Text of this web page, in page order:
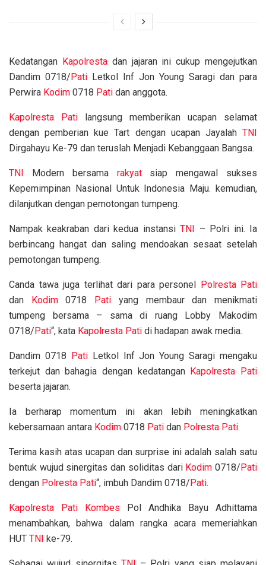
Kedatangan Kapolrestadan jajaran ini cukup mengejutkan
Dandim 0718/ Pati Letkol Inf Jon Young Saragi dan para
Perwira Kodim 0718 Pati dan anggota.
Kapolresta Pati langsung memberikan ucapan selamat
dengan pemberian kue Tart dengan ucapan Jayalah TNI
Dirgahayu Ke-79 dan teruslah Menjadi Kebanggaan Bangsa.
TNI Modern bersama rakyatsiap mengawal sukses
Kepemimpinan Nasional Untuk Indonesia Maju. kemudian,
dilanjutkan dengan pemotongan tumpeng.
Nampak keakraban dari kedua instansiTNI
– Polri ini. Ia
berbincang hangat dan saling mendoakan sesaat setelah
pemotongan tumpeng.
Canda tawa juga terlihat dari para personel
Polresta Pati
dan
Kodim0718 Pati yang membaur dan menikmati
tumpeng bersama – sama di ruang Lobby Makodim
0718/ Pati“, kata Kapolresta Pati di hadapan awak media.
Dandim 0718 PatiLetkol Inf Jon Young Saragi mengaku
terkejut dan bahagia dengan kedatangan Kapolresta Pati
beserta jajaran.
Ia berharap momentum ini akan lebih meningkatkan
kebersamaan antara Kodim 0718 Pati dan Polresta Pati.
Terima kasih atas ucapan dan surprise ini adalah salah satu
bentuk wujud sinergitas dan soliditas dari Kodim 0718/ Pati
dengan Polresta Pati“, imbuh Dandim 0718/ Pati.
Kapolresta Pati Kombes Pol Andhika Bayu Adhittama
menambahkan, bahwa dalam rangka acara memeriahkan
HUT TNI ke-79.